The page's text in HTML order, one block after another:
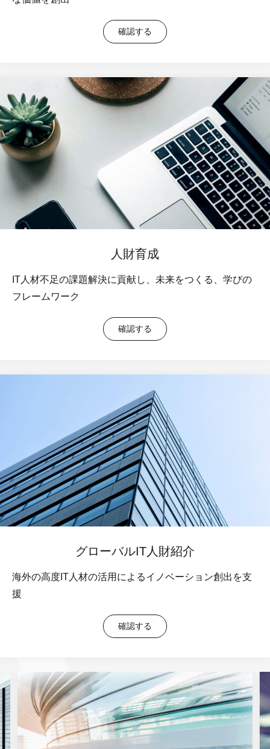
確認する
人財育成
IT人材不足の課題解決に貢献し、未来をつくる、学びの
フレームワーク
確認する
グローバルIT人財紹介
海外の高度IT人材の活用によるイノベーション創出を支
援
確認する